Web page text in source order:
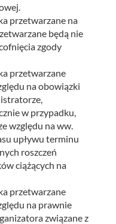
przetwarzane na
będą nie
zgody
przetwarzane
na obowiązki
w przypadku,
względu na ww.
upływu terminu
roszczeń
ciążących na
przetwarzane
na prawnie
związane z